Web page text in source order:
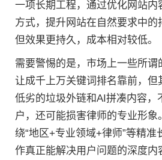
一项长期工程，通过优化网站内
方式，提升网站在自然要求中的
但效果更持久，成本相对较低。
需要警惕的是，市场上一些所谓
让成千上万关键词排名靠前，但
低劣的垃圾外链和AI拼凑内容，
户，还可能损害律师的专业形象
绕“地区+专业领域+律师”等精准
作真正能解决用户问题的深度内